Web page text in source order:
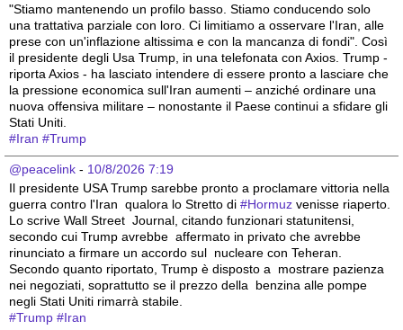
"Stiamo mantenendo un profilo basso. Stiamo conducendo solo
una trattativa parziale con loro. Ci limitiamo a osservare l'Iran, alle
prese con un'inflazione altissima e con la mancanza di fondi". Così
il presidente degli Usa Trump, in una telefonata con Axios. Trump -
riporta Axios - ha lasciato intendere di essere pronto a lasciare che
la pressione economica sull'Iran aumenti – anziché ordinare una
nuova offensiva militare – nonostante il Paese continui a sfidare gli
Stati Uniti.
#Iran #Trump
@peacelink - 10/8/2026 7:19
Il presidente USA Trump sarebbe pronto a proclamare vittoria nella
guerra contro l'Iran  qualora lo Stretto di #Hormuz venisse riaperto.
Lo scrive Wall Street  Journal, citando funzionari statunitensi,
secondo cui Trump avrebbe  affermato in privato che avrebbe
rinunciato a firmare un accordo sul  nucleare con Teheran.
Secondo quanto riportato, Trump è disposto a  mostrare pazienza
nei negoziati, soprattutto se il prezzo della  benzina alle pompe
negli Stati Uniti rimarrà stabile.
#Trump #Iran